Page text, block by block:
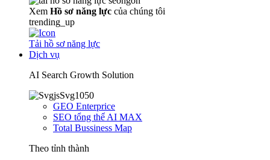
Xem Hồ sơ năng lực của chúng tôi
trending_up
Tải hồ sơ năng lực
Dịch vụ
AI Search Growth Solution
GEO Enterprice
SEO tổng thể AI MAX
Total Bussiness Map
Theo tỉnh thành